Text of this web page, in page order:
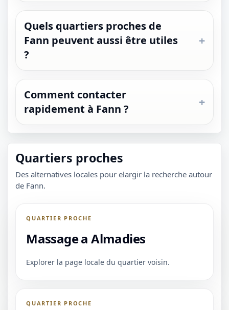
Quels quartiers proches de
Fann peuvent aussi être utiles
?
Comment contacter
rapidement à Fann ?
Quartiers proches
Des alternatives locales pour elargir la recherche autour
de Fann.
QUARTIER PROCHE
Massage a Almadies
Explorer la page locale du quartier voisin.
QUARTIER PROCHE